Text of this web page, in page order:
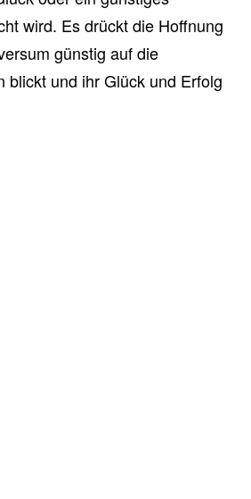
wird. Es drückt die Hoffnung
günstig auf die
blickt und ihr Glück und Erfolg